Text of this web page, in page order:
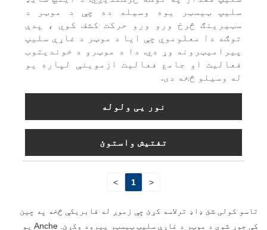
سلیپ ټیسټر یوه وسیله ده چې د موټر د
سټیرینګ څرخ ورو ورو حرکت کشف کوي ، پدې
توګه دا معلوموي چې ایا د موټر د غاړې سلیپ
پیرامیټرونه وړ دي. دا د موټرو د خوندیتوب
فعالیت او جامع فعالیت ازموینې لپاره یو
له وسیلو څخه دی.
نور یی ولوله
تفتیش واستوئ
<
1
>
تاسو کولی شئ ډاډ ترلاسه کړئ چې زموږ له فابریکې څخه په چین
کې جوړ شوي د موټر د غاړې سلیپ ټیسټر پیرود وکړئ. Anche یو